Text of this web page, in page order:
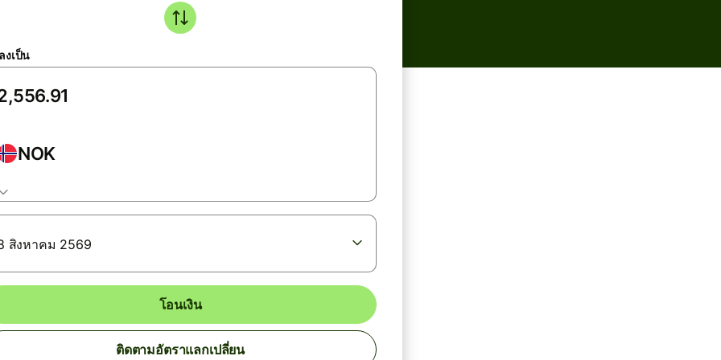
งเป็น
NOK
สิงหาคม 2569
โอนเงิน
ติดตามอัตราแลกเปลี่ยน